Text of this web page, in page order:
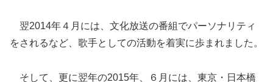
翌2014年４月には、 文化放送の番組でパーソナリティ
をされるなど、 歌手としての活動を着実に歩まれました。
そして、更に翌年の2015年、６月には、東京・ 日本橋